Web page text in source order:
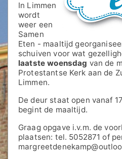
In Limmen
wordt
weer een
Samen
Eten - maaltijd
schuiven voor wat
laatste woensdag van de
Protestantse Kerk aan de
Limmen.
De deur staat open vanaf
begint de maaltijd.
Graag opgave i.v.m. de
plaatsen: tel. 5052871 of